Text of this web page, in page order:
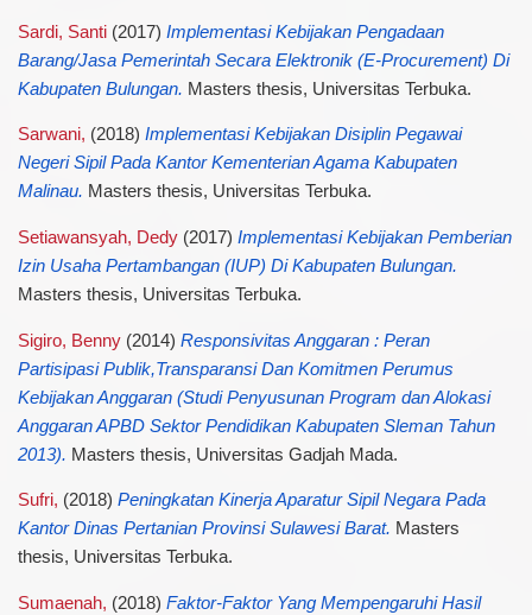
Sardi, Santi(2017) Implementasi Kebijakan Pengadaan
Barang/Jasa Pemerintah Secara Elektronik (E-Procurement) Di
Kabupaten Bulungan. Masters thesis, Universitas Terbuka.
Sarwani, (2018) Implementasi Kebijakan Disiplin Pegawai
Negeri Sipil Pada Kantor Kementerian Agama Kabupaten
Malinau. Masters thesis, Universitas Terbuka.
Setiawansyah, Dedy(2017) Implementasi Kebijakan Pemberian
Izin Usaha Pertambangan (IUP) Di Kabupaten Bulungan.
Masters thesis, Universitas Terbuka.
Sigiro, Benny(2014) Responsivitas Anggaran : Peran
Partisipasi Publik,Transparansi Dan Komitmen Perumus
Kebijakan Anggaran (Studi Penyusunan Program dan Alokasi
Anggaran APBD Sektor Pendidikan Kabupaten Sleman Tahun
2013). Masters thesis, Universitas Gadjah Mada.
Sufri, (2018) Peningkatan Kinerja Aparatur Sipil Negara Pada
Kantor Dinas Pertanian Provinsi Sulawesi Barat. Masters
thesis, Universitas Terbuka.
Sumaenah, (2018) Faktor-Faktor Yang Mempengaruhi Hasil